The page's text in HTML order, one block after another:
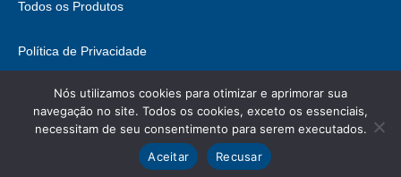
Todos os Produtos
Política de Privacidade
Fale Conosco
© 2026 Brasil Hobbies - WordPress Theme byKadence WP
, podem conter direitos.
Nós utilizamos cookies para otimizar e aprimorar sua
navegação no site. Todos os cookies, exceto os essenciais,
necessitam de seu consentimento para serem executados.
Aceitar
Recusar